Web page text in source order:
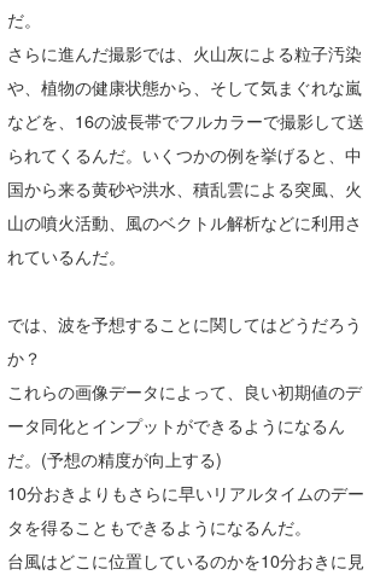
だ。
さらに進んだ撮影では、火山灰による粒子汚染
や、植物の健康状態から、そして気まぐれな嵐
などを、16の波長帯でフルカラーで撮影して送
られてくるんだ。いくつかの例を挙げると、中
国から来る黄砂や洪水、積乱雲による突風、火
山の噴火活動、風のベクトル解析などに利用さ
れているんだ。
では、波を予想することに関してはどうだろう
か？
これらの画像データによって、良い初期値のデ
ータ同化とインプットができるようになるん
だ。(予想の精度が向上する)
10分おきよりもさらに早いリアルタイムのデー
タを得ることもできるようになるんだ。
台風はどこに位置しているのかを10分おきに見
三輪予報士
小川予報士
上田純子
上條将美
SancheZ
ゴン
米山予報士
wanda
予報士 hiro.